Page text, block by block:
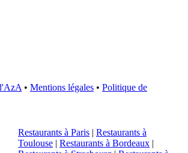
• Mentions légales • Politique de
Restaurants à Paris | Restaurants à
Toulouse | Restaurants à Bordeaux |